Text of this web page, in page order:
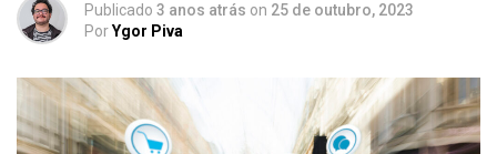
Publicado 3 anos atrás on 25 de outubro, 2023
PorYgor Piva